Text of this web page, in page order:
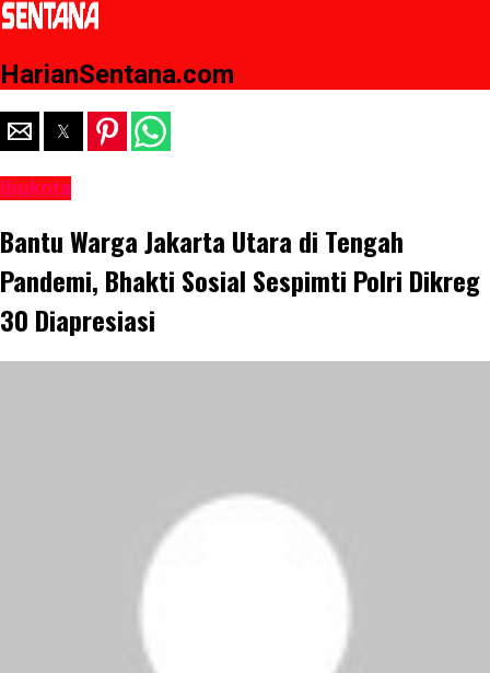
HarianSentana.com
Ibukota
Bantu Warga Jakarta Utara di Tengah
Pandemi, Bhakti Sosial Sespimti Polri Dikreg
30 Diapresiasi